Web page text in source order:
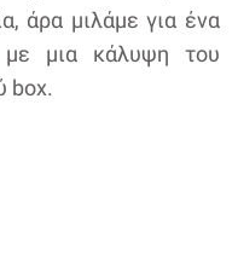
άρα μιλάμε για ένα
με μια κάλυψη του
box.